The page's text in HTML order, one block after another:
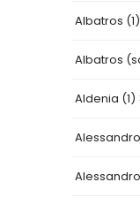
Albatros
Albatros
Aldenia (1)